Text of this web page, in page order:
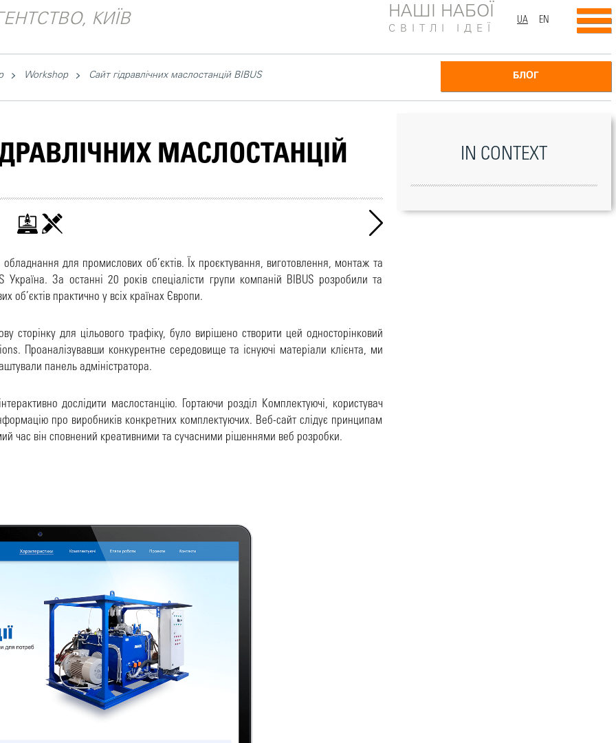
КИЇВ UA EN
НАШІ НАБОЇ
СВІТЛІ ІДЕЇ
Workshop Сайт гідравлічних маслостанцій BIBUS БЛОГ
МАСЛОСТАНЦІЙ
обладнання для промислових об’єктів. Їх проєктування, виготовлення, монтаж та
За останні 20 років спеціалісти групи компаній BIBUS розробили та
об’єктів практично у всіх країнах Європи.
сторінку для цільового трафіку, було вирішено створити цей односторінковий
Проаналізувавши конкурентне середовище та існуючі матеріали клієнта, ми
панель адміністратора.
дослідити маслостанцію. Гортаючи розділ Комплектуючі, користувач
про виробників конкретних комплектуючих. Веб-сайт слідує принципам
час він сповнений креативними та сучасними рішеннями веб розробки.
IN CONTEXT